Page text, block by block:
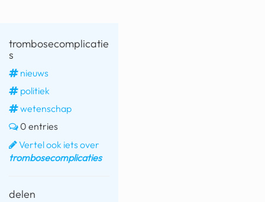
ryanair
dpd
fatbike
rachael gunn
yusuf dikeç
armand duplantis
trombosecomplicatie
s
nieuws
politiek
wetenschap
0 entries
Vertel ook iets over
trombosecomplicaties
delen